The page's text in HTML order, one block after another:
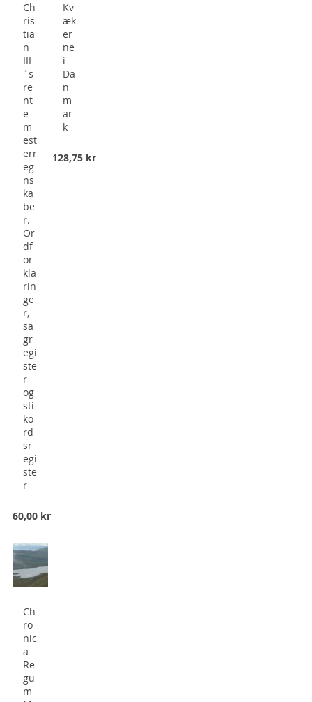
Ch
ris
tia
n
III
´s
re
nt
e
m
est
err
eg
ns
ka
be
r.
Or
df
or
kla
rin
ge
r,
sa
gr
egi
ste
r
og
sti
ko
rd
sr
egi
ste
r
60,00 kr
Kv
æk
er
ne
i
Da
n
m
ar
k
128,75 kr
Ch
ro
nic
a
Re
gu
m